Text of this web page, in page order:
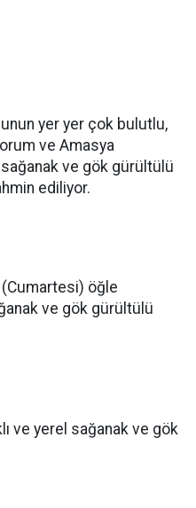
yer yer çok bulutlu,
ve Amasya
ve gök gürültülü
ediliyor.
(Cumartesi) öğle
ve gök gürültülü
ve yerel sağanak ve gök